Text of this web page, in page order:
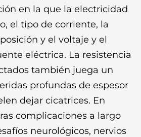
en la que la electricidad
el tipo de corriente, la
y el voltaje y el
eléctrica. La resistencia
también juega un
profundas de espesor
dejar cicatrices. En
complicaciones a largo
neurológicos, nervios